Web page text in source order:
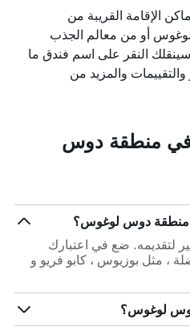
الإقامة القريبة من
أو من معالم الجذب
النقر على اسم فندق ما
والمزيد من
في منطقة دوس
منطقة دوس لوغوس؟
لتقديمه. ضع في اعتبارك
، مثل بوزيوس ، كابو فريو و
لوغوس؟